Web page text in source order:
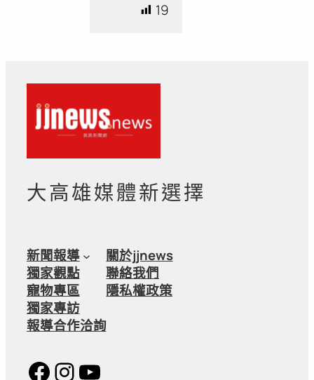
19
大高雄媒體新選擇
新聞報導
獨家觀點
寵物專區
獨家專訪
報導合作洽詢
關於jjnews
聯絡我們
隱私權政策
Facebook
Instagram
YouTube